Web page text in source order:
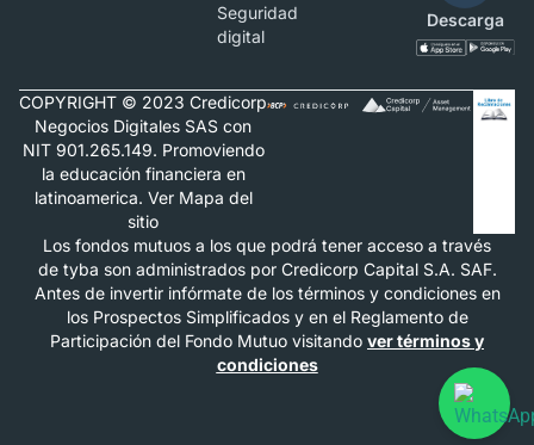
Seguridad
digital
Descarga
COPYRIGHT © 2023 Credicorp
Negocios Digitales SAS con
NIT 901.265.149. Promoviendo
la educación financiera en
latinoamerica. Ver Mapa del
sitio
Los fondos mutuos a los que podrá tener acceso a través
de tyba son administrados por Credicorp Capital S.A. SAF.
Antes de invertir infórmate de los términos y condiciones en
los Prospectos Simplificados y en el Reglamento de
Participación del Fondo Mutuo visitando ver términos y
condiciones